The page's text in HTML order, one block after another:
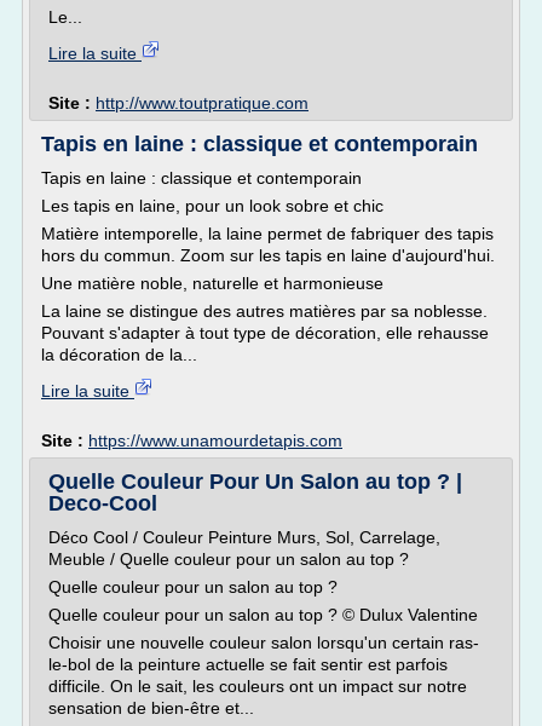
Le...
Lire la suite
Site : http://www.toutpratique.com
Tapis en laine : classique et contemporain
Tapis en laine : classique et contemporain
Les tapis en laine, pour un look sobre et chic
Matière intemporelle, la laine permet de fabriquer des tapis
hors du commun. Zoom sur les tapis en laine d'aujourd'hui.
Une matière noble, naturelle et harmonieuse
La laine se distingue des autres matières par sa noblesse.
Pouvant s'adapter à tout type de décoration, elle rehausse
la décoration de la...
Lire la suite
Site : https://www.unamourdetapis.com
Quelle Couleur Pour Un Salon au top ? |
Deco-Cool
Déco Cool / Couleur Peinture Murs, Sol, Carrelage,
Meuble / Quelle couleur pour un salon au top ?
Quelle couleur pour un salon au top ?
Quelle couleur pour un salon au top ? © Dulux Valentine
Choisir une nouvelle couleur salon lorsqu'un certain ras-
le-bol de la peinture actuelle se fait sentir est parfois
difficile. On le sait, les couleurs ont un impact sur notre
sensation de bien-être et...